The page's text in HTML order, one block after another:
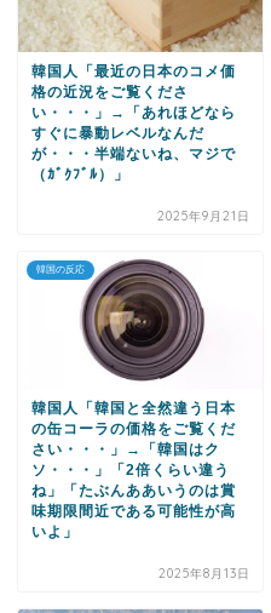
韓国人「最近の日本のコメ価
格の近況をご覧くださ
い・・・」→「あれほどなら
すぐに暴動レベルなんだ
が・・・半端ないね、マジで
（ｶﾞｸﾌﾞﾙ）」
2025年9月21日
韓国の反応
韓国人「韓国と全然違う日本
の缶コーラの価格をご覧くだ
さい・・・」→「韓国はク
ソ・・・」「2倍くらい違う
ね」「たぶんああいうのは賞
味期限間近である可能性が高
いよ」
2025年8月13日